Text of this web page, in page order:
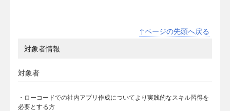
↑ページの先頭へ戻る
対象者情報
対象者
・ローコードでの社内アプリ作成についてより実践的なスキル習得を
必要とする方